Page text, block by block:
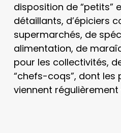
disposition de “petits”
détaillants, d’épiciers
supermarchés, de
alimentation, de
pour les collectivités,
“chefs-coqs”, dont les
viennent